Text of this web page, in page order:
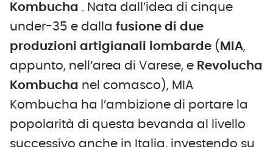
Kombucha . Nata dall’idea di cinque
under-35 e dalla fusione di due
produzioni artigianali lombarde ( MIA,
appunto, nell’area di Varese, e Revolucha
Kombucha nel comasco), MIA
Kombucha ha l’ambizione di portare la
popolarità di questa bevanda al livello
successivo anche in Italia, investendo su